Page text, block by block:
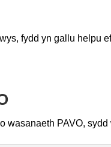
fydd yn gallu helpu
wasanaeth PAVO,